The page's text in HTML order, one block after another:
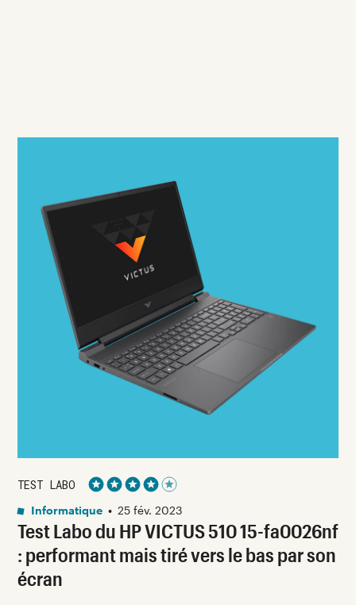
Test Labo du HP VICTUS 510 15-fa0026nf
: performant mais tiré vers le bas par son
écran
TEST LABO
Noté 4 étoiles sur 5
Informatique • 25 fév. 2023